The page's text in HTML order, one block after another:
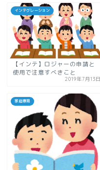
インテグレーション
【インテ】ロジャーの申請と
使用で注意すべきこと
2019年7月13日
家庭療育